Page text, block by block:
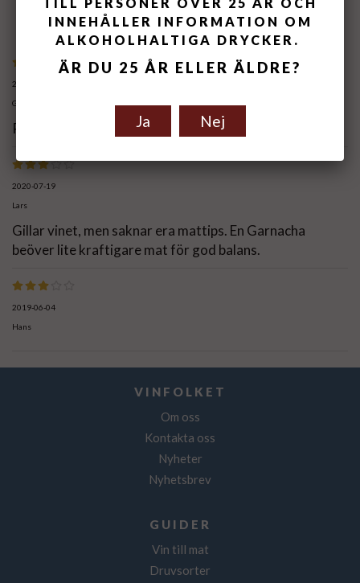
ST RÖSTER.
2026-08-06
Gunilla
Prisvärt
2020-07-19
Lars
Gillar vinet, men saknar era mattips. En Garnacha
beöver lite kraftigare mat för god balans.
2019-06-04
Hans
VINFOLKET
Om oss
Kontakta oss
Nyheter
Nyhetsbrev
GUIDER
Vin till mat
Druvsorter
INNEHÅLLER INFORMATION OM
ALKOHOLHALTIGA DRYCKER.
ÄR DU 25 ÅR ELLER ÄLDRE?
Ja Nej